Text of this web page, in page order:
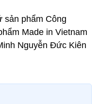
sản phẩm Công
Made in Vietnam
Nguyễn Đức Kiên